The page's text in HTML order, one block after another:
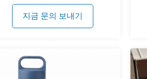
지금 문의 보내기